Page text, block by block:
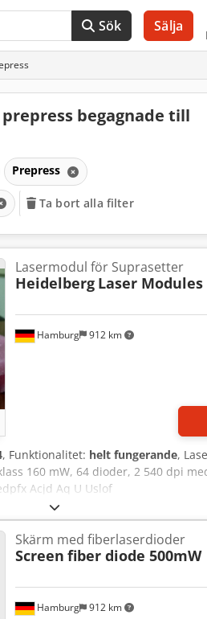
Sök Sälja
begagnade till
Prepress
Ta bort alla filter
Hamburg 912 km
Lasermodul för Suprasetter
Heidelberg Laser Modules
, Funktionalitet: helt fungerande,
160 mW, 64 dioder, 2 540 dpi
Acjd Aq U Uslof
Hamburg 912 km
Skärm med fiberlaserdioder
Screen fiber diode 500mW